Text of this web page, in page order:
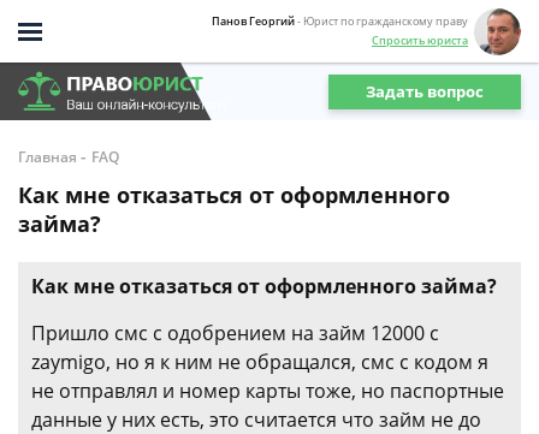
Панов Георгий- Юрист по гражданскому праву
Спросить юриста
Задать вопрос
Главная - FAQ
Как мне отказаться от оформленного
займа?
Как мне отказаться от оформленного займа?
Пришло смс с одобрением на займ 12000 с
zaymigo, но я к ним не обращался, смс с кодом я
не отправлял и номер карты тоже, но паспортные
данные у них есть, это считается что займ не до